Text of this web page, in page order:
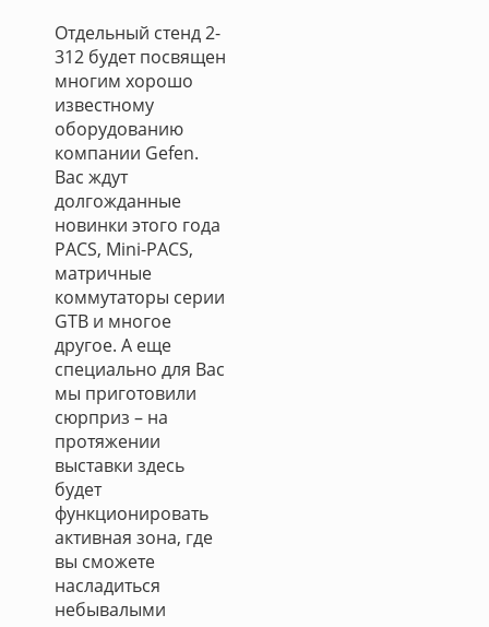
Отдельный стенд 2-
312 будет посвящен
многим хорошо
известному
оборудованию
компании Gefen.
Вас ждут
долгожданные
новинки этого года
PACS, Mini-PACS,
матричные
коммутаторы серии
GTB и многое
другое. А еще
специально для Вас
мы приготовили
сюрприз – на
протяжении
выставки здесь
будет
функционировать
активная зона, где
вы сможете
насладиться
небывалыми